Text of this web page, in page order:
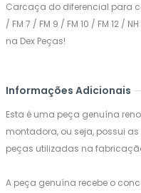
Carcaça do diferencial para
/ FM 7 / FM 9 / FM 10 / FM 12 /
na Dex Peças!
Informações Adicionais
Esta é uma peça genuína
montadora, ou seja, possui
peças utilizadas na
A peça genuína recebe o